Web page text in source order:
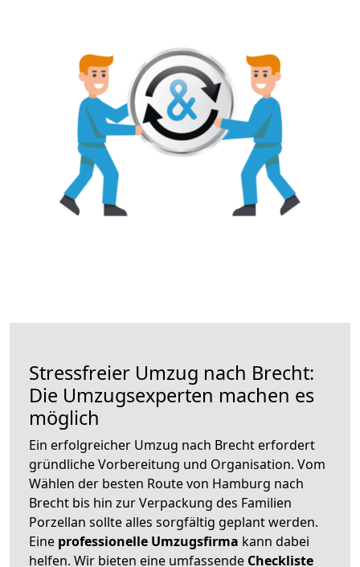
Stressfreier Umzug nach Brecht:
Die Umzugsexperten machen es
möglich
Ein erfolgreicher Umzug nach Brecht erfordert
gründliche Vorbereitung und Organisation. Vom
Wählen der besten Route von Hamburg nach
Brecht bis hin zur Verpackung des Familien
Porzellan sollte alles sorgfältig geplant werden.
Eine professionelle Umzugsfirma kann dabei
helfen. Wir bieten eine umfassende Checkliste